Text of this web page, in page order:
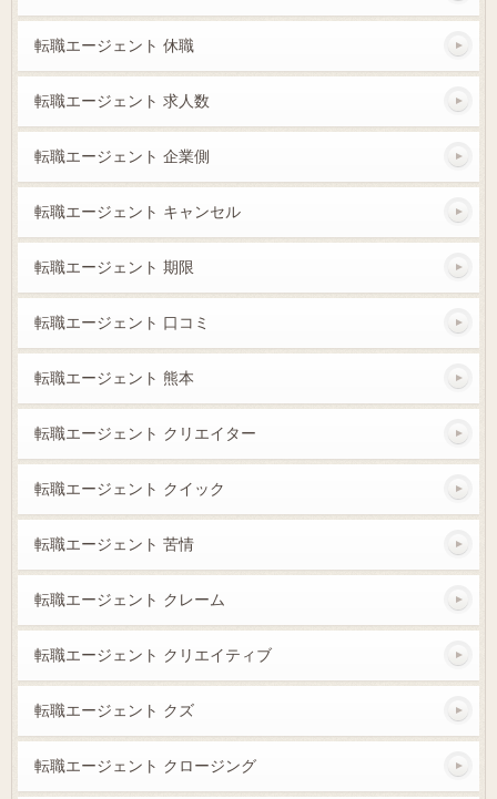
転職エージェント 休職
転職エージェント 求人数
転職エージェント 企業側
転職エージェント キャンセル
転職エージェント 期限
転職エージェント 口コミ
転職エージェント 熊本
転職エージェント クリエイター
転職エージェント クイック
転職エージェント 苦情
転職エージェント クレーム
転職エージェント クリエイティブ
転職エージェント クズ
転職エージェント クロージング